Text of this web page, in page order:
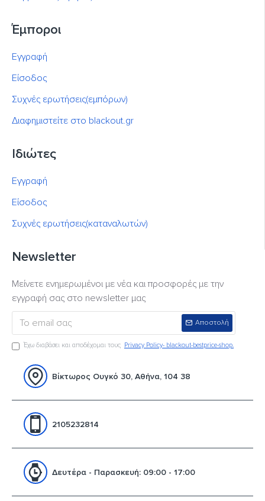
Έμποροι
Εγγραφή
Είσοδος
Συχνές ερωτήσεις(εμπόρων)
Διαφημιστείτε στο blackout.gr
Ιδιώτες
Εγγραφή
Είσοδος
Συχνές ερωτήσεις(καταναλωτών)
Newsletter
Μείνετε ενημερωμένοι με νέα και προσφορές με την
εγγραφή σας στο newsletter μας
Αποστολή
Έχω διαβάσει και αποδέχομαι τους Privacy Policy- blackout-bestprice-shop.
Βίκτωρος Ουγκό 30, Αθήνα, 104 38
2105232814
Δευτέρα - Παρασκευή: 09:00 - 17:00